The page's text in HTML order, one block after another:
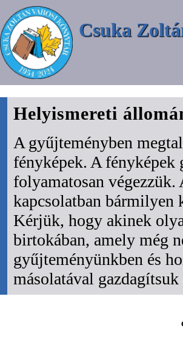
Csuka
Helyismereti
A gyűjteményben
fényképek. A fényképek
folyamatosan
kapcsolatban bármilyen
Kérjük, hogy akinek
birtokában, amely még
gyűjteményünkben és
másolatával